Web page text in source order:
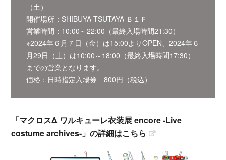
（土）
開催場所：SHIBUYA TSUTAYA Ｂ１Ｆ
営業時間：10:00～22:00（最終入場時間21:30）
※2024年６月７日（金）は15:00よりOPEN、2024年６
月29日（土）は10:00～18:00（最終入場時間17:30）
までの営業となります。
価格：日時指定入場券 800円（税込）
「マクロスΔ ワルキューレ⾐装展 encore -Live
costume archives-」の詳細はこちら